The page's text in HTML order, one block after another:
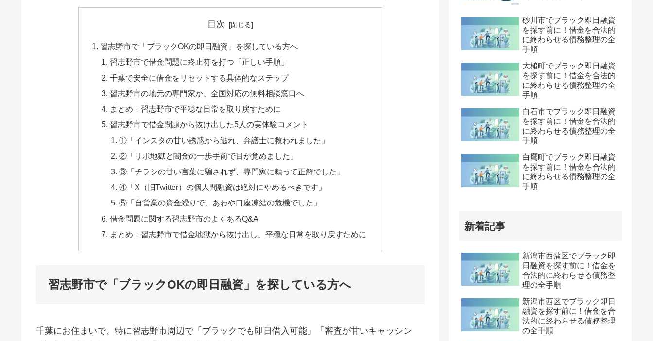
目次
習志野市で「ブラックOKの即日融資」を探している方へ
習志野市で借金問題に終止符を打つ「正しい手順」
千葉で安全に借金をリセットする具体的なステップ
習志野市の地元の専門家か、全国対応の無料相談窓口へ
まとめ：習志野市で平穏な日常を取り戻すために
習志野市で借金問題から抜け出した5人の実体験コメント
①「インスタの甘い誘惑から逃れ、弁護士に救われました」
②「リボ地獄と闇金の一歩手前で目が覚めました」
③「チラシの甘い言葉に騙されず、専門家に頼って正解でした」
④「X（旧Twitter）の個人間融資は絶対にやめるべきです」
⑤「自営業の資金繰りで、あわや口座凍結の危機でした」
借金問題に関する習志野市のよくあるQ&A
まとめ：習志野市で借金地獄から抜け出し、平穏な日常を取り戻すために
習志野市で「ブラックOKの即日融資」を探している方へ
千葉にお住まいで、特に習志野市周辺で「ブラックでも即日借入可能」「審査が甘いキャッシン
砂川市でブラック即日融資
を探す前に！借金を合法的
に終わらせる債務整理の全
手順
大槌町でブラック即日融資
を探す前に！借金を合法的
に終わらせる債務整理の全
手順
白石市でブラック即日融資
を探す前に！借金を合法的
に終わらせる債務整理の全
手順
白鷹町でブラック即日融資
を探す前に！借金を合法的
に終わらせる債務整理の全
手順
新着記事
新潟市西蒲区でブラック即
日融資を探す前に！借金を
合法的に終わらせる債務整
理の全手順
新潟市西区でブラック即日
融資を探す前に！借金を合
法的に終わらせる債務整理
の全手順